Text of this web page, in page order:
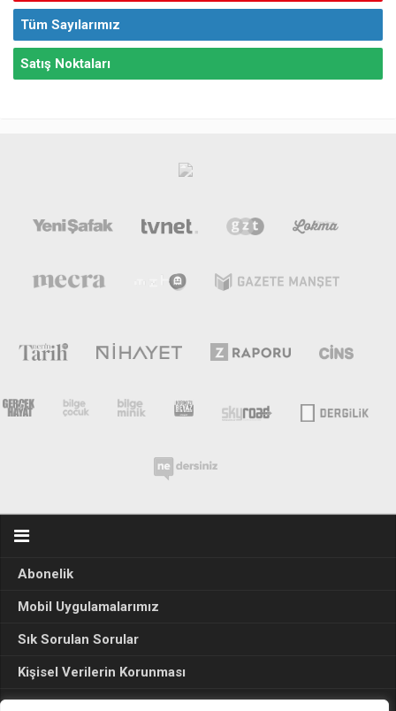
Tüm Sayılarımız
Satış Noktaları
Abonelik
Mobil Uygulamalarımız
Sık Sorulan Sorular
Kişisel Verilerin Korunması
Seçim Sonuçları 2024